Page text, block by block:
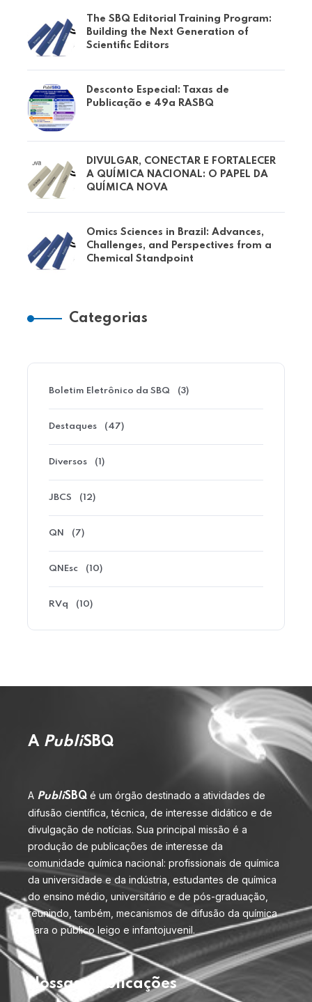
The SBQ Editorial Training Program:
Building the Next Generation of
Scientific Editors
Desconto Especial: Taxas de
Publicação e 49a RASBQ
DIVULGAR, CONECTAR E FORTALECER
A QUÍMICA NACIONAL: O PAPEL DA
QUÍMICA NOVA
Omics Sciences in Brazil: Advances,
Challenges, and Perspectives from a
Chemical Standpoint
Categorias
Boletim Eletrônico da SBQ (3)
Destaques (47)
Diversos (1)
JBCS (12)
QN (7)
QNEsc (10)
RVq (10)
A PubliSBQ
A PubliSBQ é um órgão destinado a atividades de
difusão científica, técnica, de interesse didático e de
divulgação de notícias. Sua principal missão é a
produção de publicações de interesse da
comunidade química nacional: profissionais de química
da universidade e da indústria, estudantes de química
do ensino médio, universitário e de pós-graduação,
reunindo, também, mecanismos de difusão da química
para o público leigo e infantojuvenil.
Nossas publicações